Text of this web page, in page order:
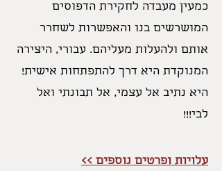
כמעין מעבדה לחקירת הדפוסים
המושרשים בנו והאפשרות לשחרר
אותם ולהעלות מעליהם. עבורי, היצירה
המנוקדת היא דרך להתפתחות אישית!
היא נתיב אל עצמי, אל תבונתי ואל
לבי!!!
עלויות ופרטים נוספים >>